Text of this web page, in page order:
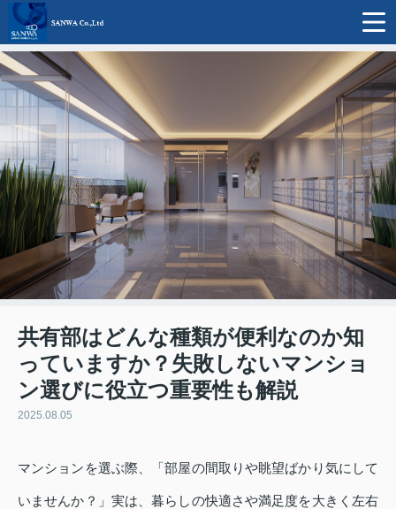
共有部はどんな種類が便利なのか知
っていますか？失敗しないマンショ
ン選びに役立つ重要性も解説
2025.08.05
マンションを選ぶ際、「部屋の間取りや眺望ばかり気にして
いませんか？」実は、暮らしの快適さや満足度を大きく左右